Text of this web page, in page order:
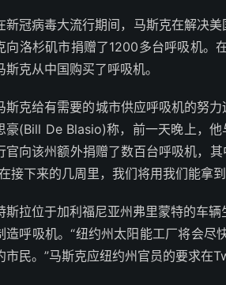
新冠病毒大流行期间，马斯克在解决
向洛杉矶市捐赠了1200多台呼吸机。
斯克从中国购买了呼吸机。
斯克给有需要的城市供应呼吸机的努
豪(Bill De Blasio)称，前一天晚上，
官向该州额外捐赠了数百台呼吸机，其
接下来的几周里，我们将用我们能拿
斯拉位于加利福尼亚州弗里蒙特的车
造呼吸机。“纽约州太阳能工厂将会尽
市民。”马斯克应纽约州官员的要求在